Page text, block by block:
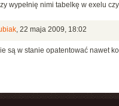
wypełnię nimi tabelkę w exelu
, 22 maja 2009, 18:02
są w stanie opatentować nawet